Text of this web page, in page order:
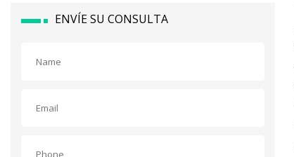
ENVÍE SU CONSULTA